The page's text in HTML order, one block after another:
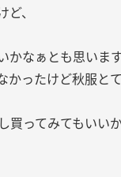
、
かなぁとも思いま
かったけど秋服と
買ってみてもいい